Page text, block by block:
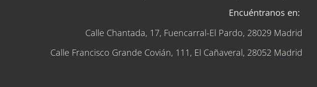
Encuéntranos en:
Calle Chantada, 17, Fuencarral-El Pardo, 28029 Madrid
Calle Francisco Grande Covián, 111, El Cañaveral, 28052 Madrid